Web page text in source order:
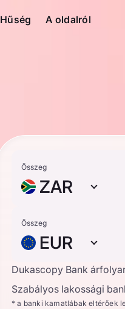
Hűség A oldalról
Összeg
ZAR
Összeg
EUR
Dukascopy Bank
Szabályos lakossági
* a banki kamatlábak eltérőek